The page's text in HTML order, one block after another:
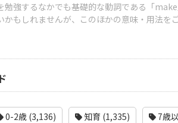
勉強するなかでも基礎的な動詞である「
かもしれませんが、このほかの意味・用法を
0-2歳 (3,136) 知育 (1,335) 7歳